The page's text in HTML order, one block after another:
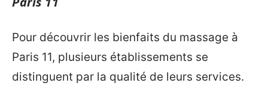
Pour découvrir les bienfaits du massage à
Paris 11, plusieurs établissements se
distinguent par la qualité de leurs services.